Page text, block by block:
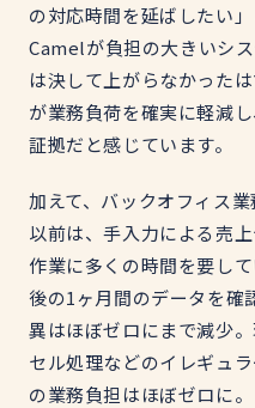
の対応時間を延ばしたい
Camelが負担の大きいシ
は決して上がらなかった
が業務負荷を確実に軽減
証拠だと感じています。
加えて、バックオフィス
以前は、手入力による売
作業に多くの時間を要し
後の1ヶ月間のデータを確
異はほぼゼロにまで減少
セル処理などのイレギュ
の業務負担はほぼゼロに